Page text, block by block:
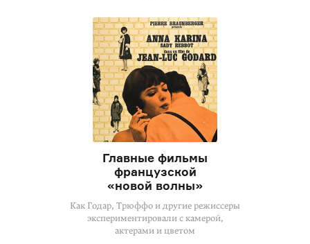
Главные фильмы
французской
«новой волны»
Как Годар, Трюффо и другие режиссеры
экспериментировали с камерой,
актерами и цветом